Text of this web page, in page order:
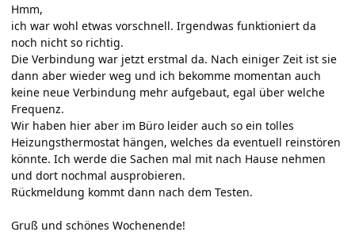
Hmm,
ich war wohl etwas vorschnell. Irgendwas funktioniert da
noch nicht so richtig.
Die Verbindung war jetzt erstmal da. Nach einiger Zeit ist sie
dann aber wieder weg und ich bekomme momentan auch
keine neue Verbindung mehr aufgebaut, egal über welche
Frequenz.
Wir haben hier aber im Büro leider auch so ein tolles
Heizungsthermostat hängen, welches da eventuell reinstören
könnte. Ich werde die Sachen mal mit nach Hause nehmen
und dort nochmal ausprobieren.
Rückmeldung kommt dann nach dem Testen.
Gruß und schönes Wochenende!